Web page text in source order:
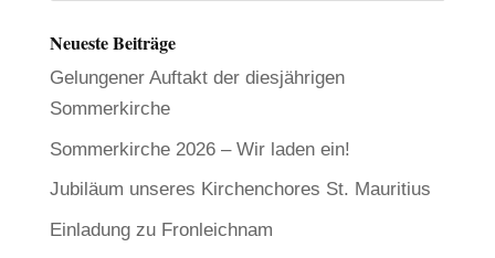
Neueste Beiträge
Gelungener Auftakt der diesjährigen
Sommerkirche
Sommerkirche 2026 – Wir laden ein!
Jubiläum unseres Kirchenchores St. Mauritius
Einladung zu Fronleichnam